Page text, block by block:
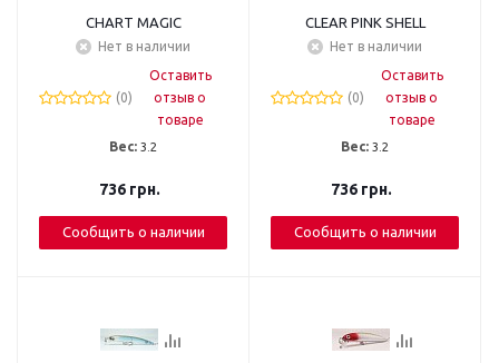
CHART MAGIC
Нет в наличии
(0)
Оставить
отзыв о
товаре
Вес: 3.2
736грн.
Сообщить о наличии
CLEAR PINK SHELL
Нет в наличии
(0)
Оставить
отзыв о
товаре
Вес: 3.2
736грн.
Сообщить о наличии